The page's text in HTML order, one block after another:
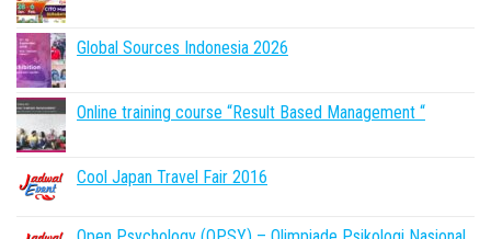
Global Sources Indonesia 2026
Online training course “Result Based Management “
Cool Japan Travel Fair 2016